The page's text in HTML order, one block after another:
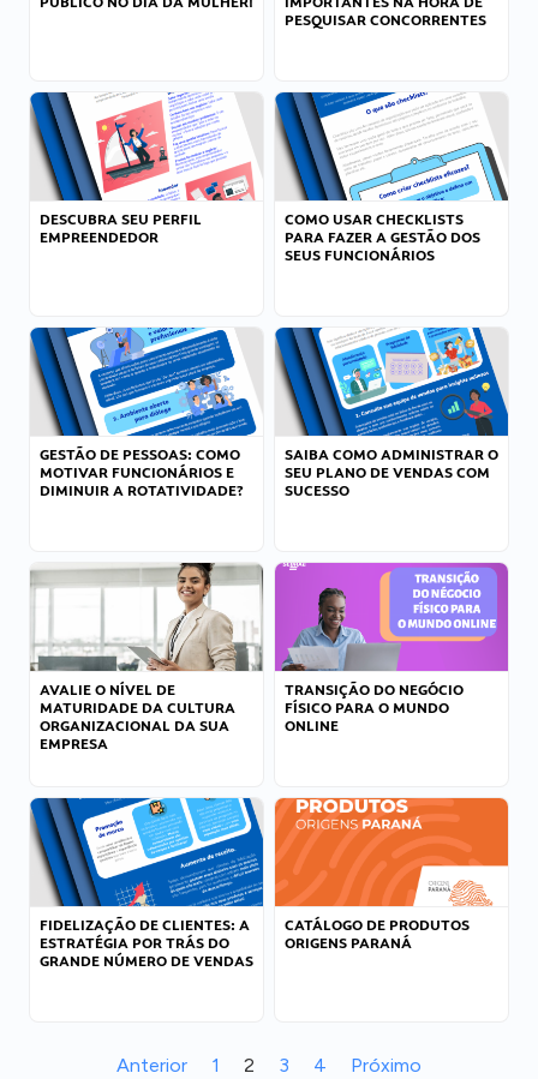
PESQUISAR CONCORRENTES
DESCUBRA SEU PERFIL
EMPREENDEDOR
COMO USAR CHECKLISTS
PARA FAZER A GESTÃO DOS
SEUS FUNCIONÁRIOS
GESTÃO DE PESSOAS: COMO
MOTIVAR FUNCIONÁRIOS E
DIMINUIR A ROTATIVIDADE?
SAIBA COMO ADMINISTRAR O
SEU PLANO DE VENDAS COM
SUCESSO
AVALIE O NÍVEL DE
MATURIDADE DA CULTURA
ORGANIZACIONAL DA SUA
EMPRESA
TRANSIÇÃO DO NEGÓCIO
FÍSICO PARA O MUNDO
ONLINE
FIDELIZAÇÃO DE CLIENTES: A
ESTRATÉGIA POR TRÁS DO
GRANDE NÚMERO DE VENDAS
CATÁLOGO DE PRODUTOS
ORIGENS PARANÁ
Anterior 1 2 3 4 Próximo